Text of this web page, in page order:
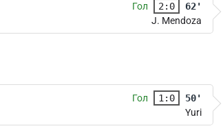
Гол 2:0
62'
J. Mendoza
Гол 1:0
50'
Yuri